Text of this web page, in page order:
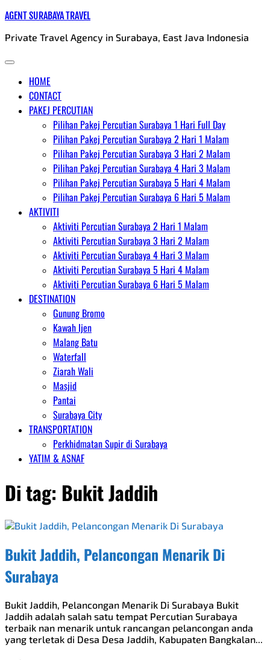
Skip
content
AGENT SURABAYA TRAVEL
Private Travel Agency in Surabaya, East Java Indonesia
HOME
CONTACT
PAKEJ PERCUTIAN
Pilihan Pakej Percutian Surabaya 1 Hari Full Day
Pilihan Pakej Percutian Surabaya 2 Hari 1 Malam
Pilihan Pakej Percutian Surabaya 3 Hari 2 Malam
Pilihan Pakej Percutian Surabaya 4 Hari 3 Malam
Pilihan Pakej Percutian Surabaya 5 Hari 4 Malam
Pilihan Pakej Percutian Surabaya 6 Hari 5 Malam
AKTIVITI
Aktiviti Percutian Surabaya 2 Hari 1 Malam
Aktiviti Percutian Surabaya 3 Hari 2 Malam
Aktiviti Percutian Surabaya 4 Hari 3 Malam
Aktiviti Percutian Surabaya 5 Hari 4 Malam
Aktiviti Percutian Surabaya 6 Hari 5 Malam
DESTINATION
Gunung Bromo
Kawah Ijen
Malang Batu
Waterfall
Ziarah Wali
Masjid
Pantai
Surabaya City
TRANSPORTATION
Perkhidmatan Supir di Surabaya
YATIM & ASNAF
Di tag: Bukit Jaddih
Bukit Jaddih, Pelancongan Menarik Di
Surabaya
Bukit Jaddih, Pelancongan Menarik Di Surabaya Bukit
Jaddih adalah salah satu tempat Percutian Surabaya
terbaik nan menarik untuk rancangan pelancongan anda
yang terletak di Desa Desa Jaddih, Kabupaten Bangkalan...